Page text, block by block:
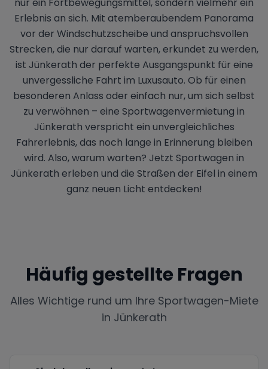
Erlebnis an sich. Mit atemberaubendem Panorama
vor der Windschutzscheibe und anspruchsvollen
Strecken, die nur darauf warten, erkundet zu werden,
ist Jünkerath der perfekte Ausgangspunkt für eine
unvergessliche Fahrt im Luxusauto. Ob für einen
besonderen Anlass oder einfach nur, um sich selbst
zu verwöhnen – eine Sportwagenvermietung in
Jünkerath verspricht ein unvergleichliches
Fahrerlebnis, das noch lange in Erinnerung bleiben
wird. Also, warum warten? Jetzt Sportwagen in
Jünkerath erleben und die Straßen der Eifel in einem
ganz neuen Licht entdecken!
Häufig gestellte Fragen
Alles Wichtige rund um Ihre Sportwagen-Miete
in Jünkerath